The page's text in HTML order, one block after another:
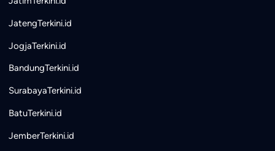
JatengTerkini.id
JogjaTerkini.id
BandungTerkini.id
SurabayaTerkini.id
BatuTerkini.id
JemberTerkini.id